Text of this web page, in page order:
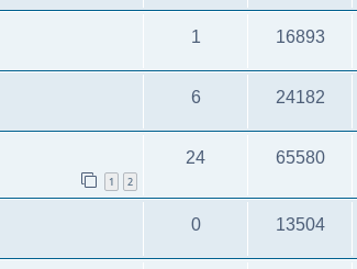
1 16893
6 24182
1 2
24 65580
0 13504